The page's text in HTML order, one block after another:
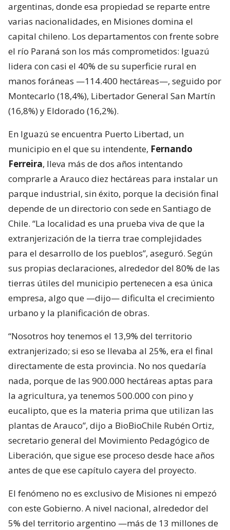
argentinas, donde esa propiedad se reparte entre
varias nacionalidades, en Misiones domina el
capital chileno. Los departamentos con frente sobre
el río Paraná son los más comprometidos: Iguazú
lidera con casi el 40% de su superficie rural en
manos foráneas —114.400 hectáreas—, seguido por
Montecarlo (18,4%), Libertador General San Martín
(16,8%) y Eldorado (16,2%).
En Iguazú se encuentra Puerto Libertad, un
municipio en el que su intendente, Fernando
Ferreira, lleva más de dos años intentando
comprarle a Arauco diez hectáreas para instalar un
parque industrial, sin éxito, porque la decisión final
depende de un directorio con sede en Santiago de
Chile. “La localidad es una prueba viva de que la
extranjerización de la tierra trae complejidades
para el desarrollo de los pueblos”, aseguró. Según
sus propias declaraciones, alrededor del 80% de las
tierras útiles del municipio pertenecen a esa única
empresa, algo que —dijo— dificulta el crecimiento
urbano y la planificación de obras.
“Nosotros hoy tenemos el 13,9% del territorio
extranjerizado; si eso se llevaba al 25%, era el final
directamente de esta provincia. No nos quedaría
nada, porque de las 900.000 hectáreas aptas para
la agricultura, ya tenemos 500.000 con pino y
eucalipto, que es la materia prima que utilizan las
plantas de Arauco”, dijo a BioBioChile Rubén Ortiz,
secretario general del Movimiento Pedagógico de
Liberación, que sigue ese proceso desde hace años
antes de que ese capítulo cayera del proyecto.
El fenómeno no es exclusivo de Misiones ni empezó
con este Gobierno. A nivel nacional, alrededor del
5% del territorio argentino —más de 13 millones de